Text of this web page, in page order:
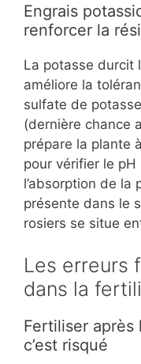
Engrais
renforcer la
La potasse durcit
améliore la
sulfate de
(dernière chance
prépare la plante
pour vérifier le
l’absorption de la
présente dans le
rosiers se situe
Les erreurs
dans la
Fertiliser après
c’est risqué